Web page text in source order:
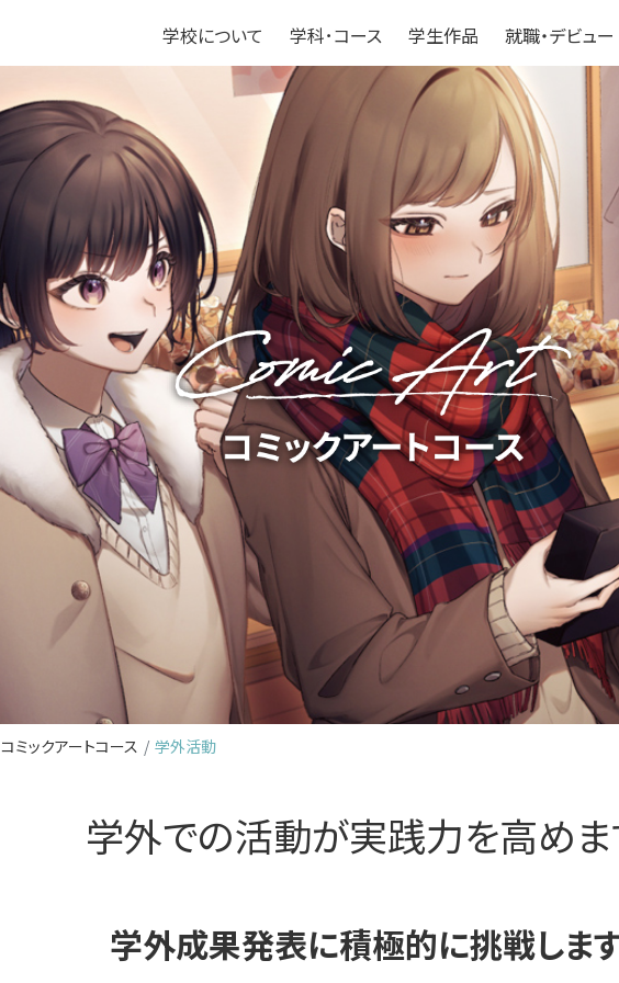
学校について 学科･コース 学生作品 就職・デビュー
コミックアートコース 学外活動
学外での活動が実践力を高めま
学外成果発表に積極的に挑戦します